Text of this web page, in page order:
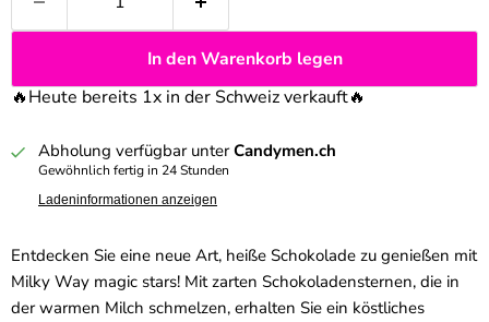
In den Warenkorb legen
🔥Heute bereits 1x in der Schweiz verkauft🔥
Abholung verfügbar unterCandymen.ch
Gewöhnlich fertig in 24 Stunden
Ladeninformationen anzeigen
Entdecken Sie eine neue Art, heiße Schokolade zu genießen mit
Milky Way magic stars! Mit zarten Schokoladensternen, die in
der warmen Milch schmelzen, erhalten Sie ein köstliches